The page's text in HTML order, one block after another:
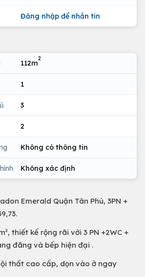
Đăng nhập để nhắn tin
112m
2
1
3
2
Không có thông tin
Không xác định
Emerald Quận Tân Phú, 3PN +
thiết kế rộng rãi với 3 PN +2WC +
đãng và bếp hiện đại .
thất cao cấp, dọn vào ở ngay